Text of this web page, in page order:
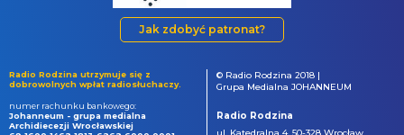
Jak zdobyć patronat?
Radio Rodzina utrzymuje się z
dobrowolnych wpłat radiosłuchaczy.
numer rachunku bankowego:
Johanneum - grupa medialna
Archidiecezji Wrocławskiej
© Radio Rodzina 2018 |
Grupa Medialna JOHANNEUM
Radio Rodzina